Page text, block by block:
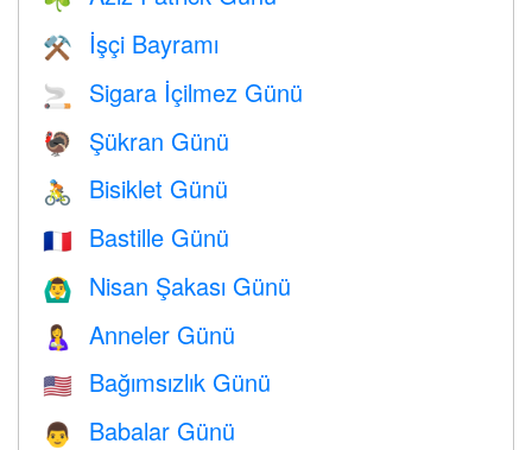
⚒️ İşçi Bayramı
🚬 Sigara İçilmez Günü
🦃 Şükran Günü
🚴 Bisiklet Günü
🇫🇷 Bastille Günü
🙆‍♂️ Nisan Şakası Günü
🤱 Anneler Günü
🇺🇸 Bağımsızlık Günü
👨 Babalar Günü